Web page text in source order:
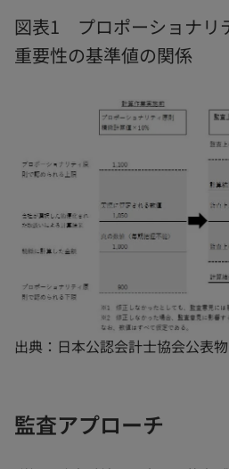
図表1 プロポーショナリ
重要性の基準値の関係
出典：日本公認会計士協会公表
監査アプローチ